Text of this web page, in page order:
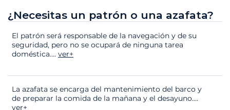
¿Necesitas un patrón o una azafata?
El patrón será responsable de la navegación y de su
seguridad, pero no se ocupará de ninguna tarea
doméstica.... ver+
La azafata se encarga del mantenimiento del barco y
de preparar la comida de la mañana y el desayuno....
ver+